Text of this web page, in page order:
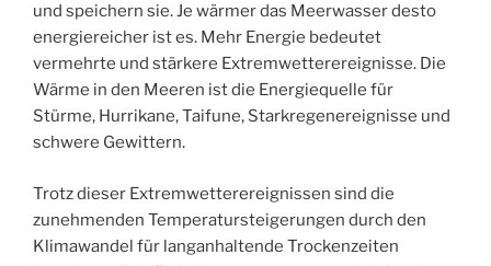
und speichern sie. Je wärmer das Meerwasser desto
energiereicher ist es. Mehr Energie bedeutet
vermehrte und stärkere Extremwetterereignisse. Die
Wärme in den Meeren ist die Energiequelle für
Stürme, Hurrikane, Taifune, Starkregenereignisse und
schwere Gewittern.
Trotz dieser Extremwetterereignissen sind die
zunehmenden Temperatursteigerungen durch den
Klimawandel für langanhaltende Trockenzeiten